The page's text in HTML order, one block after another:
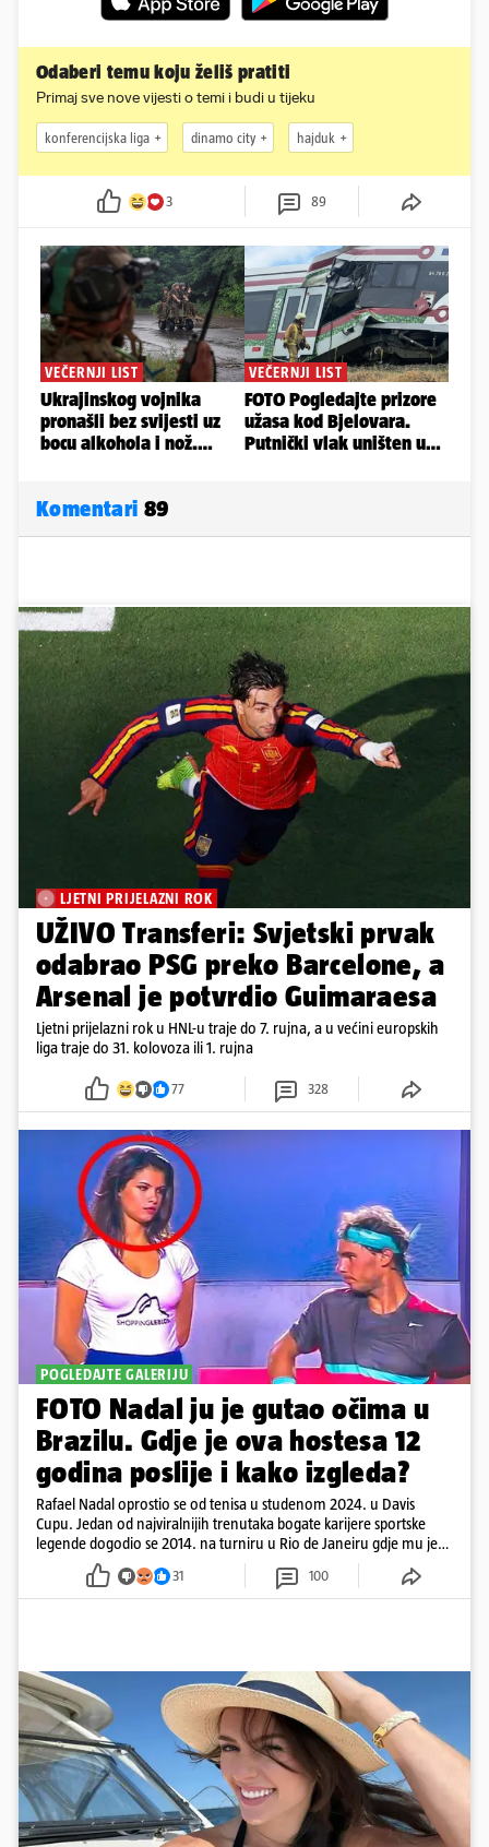
Odaberi temu koju želiš pratiti
Primaj sve nove vijesti o temi i budi u tijeku
konferencijska liga dinamo city hajduk
3 89
Komentari 89
LJETNI PRIJELAZNI ROK
UŽIVO Transferi: Svjetski prvak
odabrao PSG preko Barcelone, a
Arsenal je potvrdio Guimaraesa
Ljetni prijelazni rok u HNL-u traje do 7. rujna, a u većini europskih
liga traje do 31. kolovoza ili 1. rujna
77 328
POGLEDAJTE GALERIJU
FOTO Nadal ju je gutao očima u
Brazilu. Gdje je ova hostesa 12
godina poslije i kako izgleda?
Rafael Nadal oprostio se od tenisa u studenom 2024. u Davis
Cupu. Jedan od najviralnijih trenutaka bogate karijere sportske
legende dogodio se 2014. na turniru u Rio de Janeiru gdje mu je
pažnju odvlačila ljepotica iza klupe
31 100